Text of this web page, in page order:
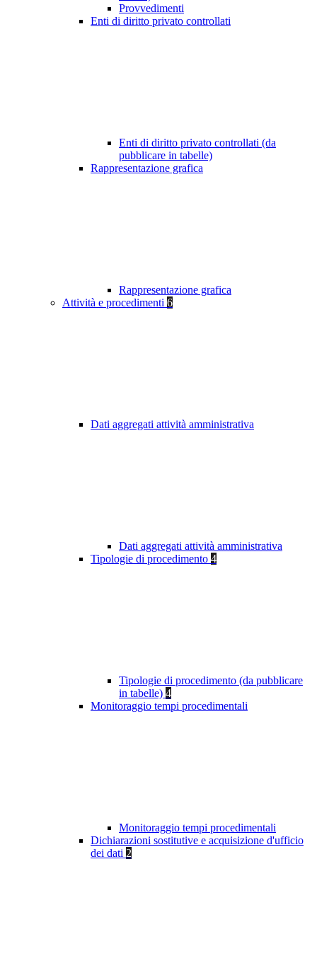
Provvedimenti
Enti di diritto privato controllati
Enti di diritto privato controllati (da
pubblicare in tabelle)
Rappresentazione grafica
Rappresentazione grafica
Attività e procedimenti 6
Dati aggregati attività amministrativa
Dati aggregati attività amministrativa
Tipologie di procedimento 4
Tipologie di procedimento (da pubblicare
in tabelle) 4
Monitoraggio tempi procedimentali
Monitoraggio tempi procedimentali
Dichiarazioni sostitutive e acquisizione d'ufficio
dei dati 2